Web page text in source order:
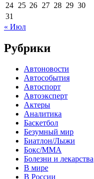
24 25 26 27 28 29 30
31
« Июл
Рубрики
Автоновости
Автособытия
Автоспорт
Автоэксперт
Актеры
Аналитика
Баскетбол
Безумный мир
Биатлон/Лыжи
Бокс/MMA
Болезни и лекарства
В мире
В России